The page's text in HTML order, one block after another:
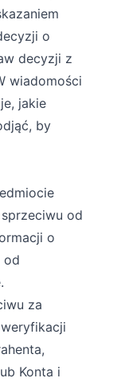
o
decyzji z
wiadomości
jakie
by
od
o
od
za
Konta i